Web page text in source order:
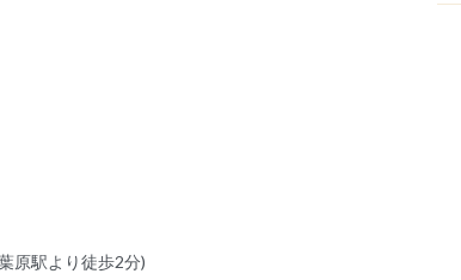
原駅より徒歩2分)